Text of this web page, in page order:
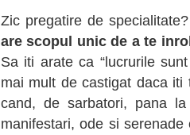
Zic pregatire de
are scopul unic de a te
Sa iti arate ca “lucrurile
mai mult de castigat daca
cand, de sarbatori, pana
manifestari, ode si